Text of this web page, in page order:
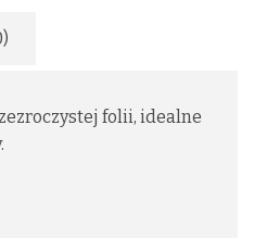
folii, idealne